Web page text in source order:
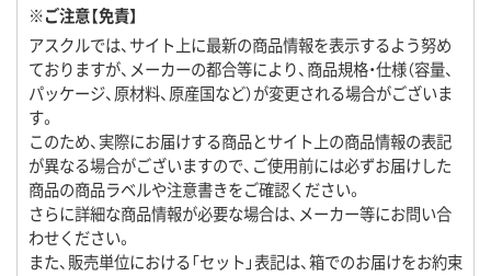
※ご注意【免責】
アスクルでは、サイト上に最新の商品情報を表示するよう努め
ておりますが、メーカーの都合等により、商品規格・仕様（容量、
パッケージ、原材料、原産国など）が変更される場合がございま
す。
このため、実際にお届けする商品とサイト上の商品情報の表記
が異なる場合がございますので、ご使用前には必ずお届けした
商品の商品ラベルや注意書きをご確認ください。
さらに詳細な商品情報が必要な場合は、メーカー等にお問い合
わせください。
また、販売単位における「セット」表記は、箱でのお届けをお約束